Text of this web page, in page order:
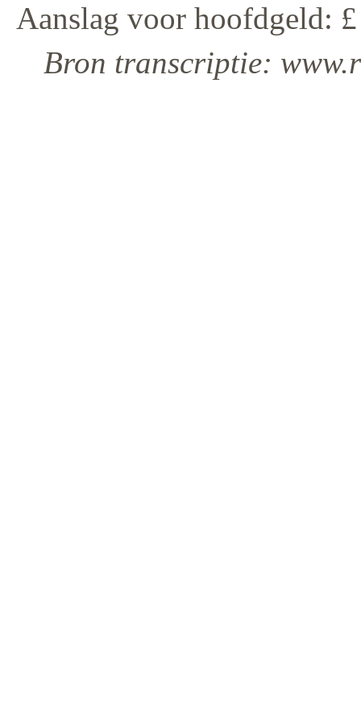
Aanslag voor hoofdgeld:
Bron transcriptie: